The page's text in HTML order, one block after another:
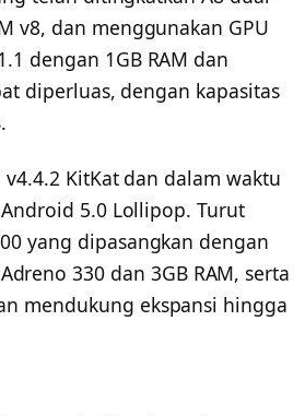
v8, dan menggunakan GPU
dengan 1GB RAM dan
diperluas, dengan kapasitas
KitKat dan dalam waktu
5.0 Lollipop. Turut
yang dipasangkan dengan
330 dan 3GB RAM, serta
mendukung ekspansi hingga